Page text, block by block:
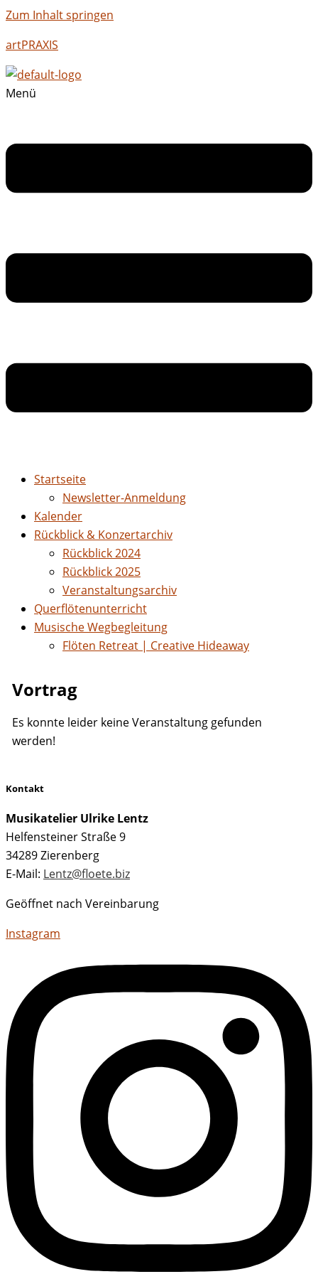
Zum Inhalt springen
artPRAXIS
Menü
Startseite
Newsletter-Anmeldung
Kalender
Rückblick & Konzertarchiv
Rückblick 2024
Rückblick 2025
Veranstaltungsarchiv
Querflötenunterricht
Musische Wegbegleitung
Flöten Retreat | Creative Hideaway
Vortrag
Es konnte leider keine Veranstaltung gefunden
werden!
Kontakt
Musikatelier Ulrike Lentz
Helfensteiner Straße 9
34289 Zierenberg
E-Mail: Lentz@floete.biz
Geöffnet nach Vereinbarung
Instagram